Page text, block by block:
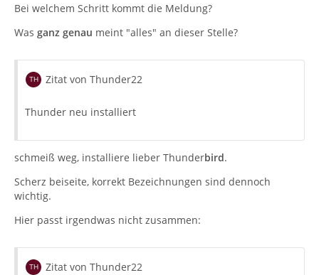
Bei welchem Schritt kommt die Meldung?
Was ganz genau meint "alles" an dieser Stelle?
Zitat von Thunder22
Thunder neu installiert
schmeiß weg, installiere lieber Thunderbird.
Scherz beiseite, korrekt Bezeichnungen sind dennoch
wichtig.
Hier passt irgendwas nicht zusammen:
Zitat von Thunder22